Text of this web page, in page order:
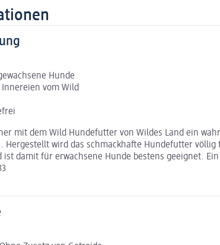
Hunde
Innereien vom Wild
mit dem Wild Hundefutter von Wildes Land ein
Hergestellt wird das schmackhafte Hundefutter
ist damit für erwachsene Hunde bestens geeignet.